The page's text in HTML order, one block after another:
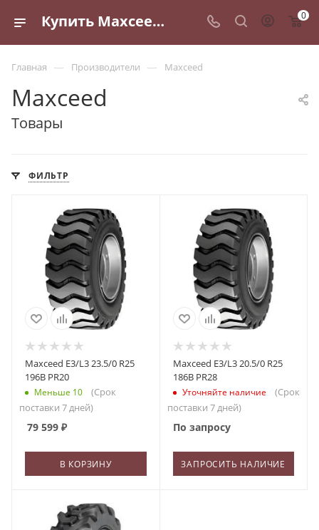
Купить Maxceed в Санкт-Петербурге | интернет магазин Маслофф 0
Главная — Производители — Maxceed
Maxceed
Товары
ФИЛЬТР
Maxceed E3/L3 23.5/0 R25
196B PR20
Меньше 10
(Срок
поставки 7 дней)
79 599 ₽
В КОРЗИНУ
Maxceed E3/L3 20.5/0 R25
186B PR28
Уточняйте наличие
(Срок
поставки 7 дней)
По запросу
ЗАПРОСИТЬ НАЛИЧИЕ